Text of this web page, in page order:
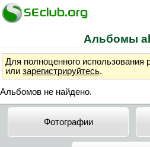
Альбомы
Для полноценного использования
или зарегистрируйтесь.
Альбомов не найдено.
Фотографии